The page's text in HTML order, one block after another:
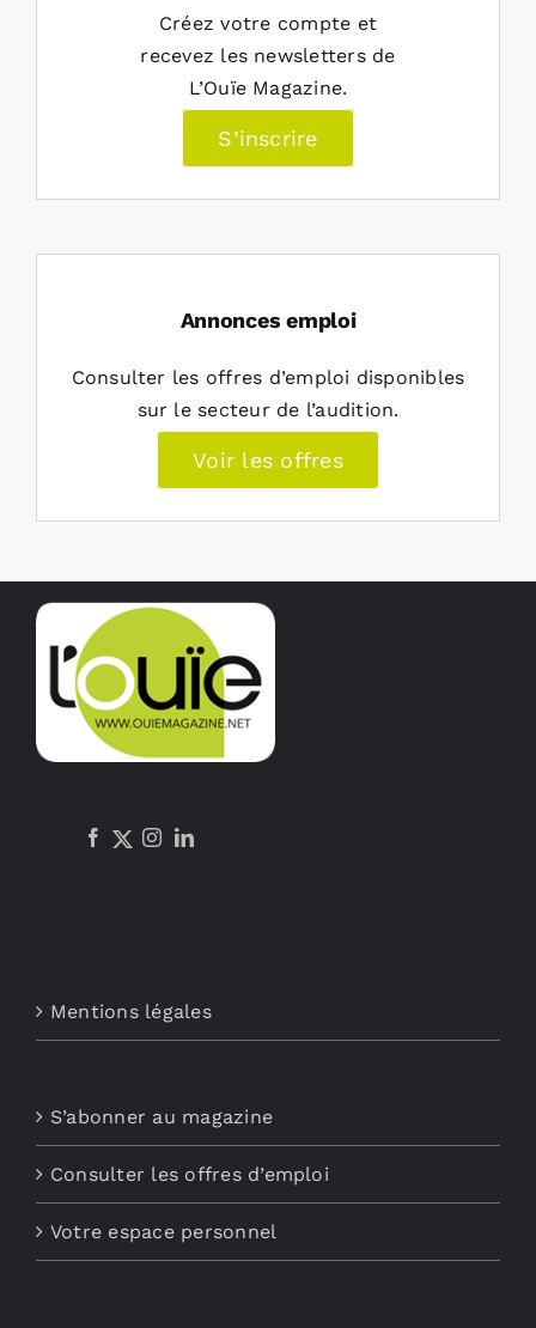
Créez votre compte et
recevez les newsletters de
L’Ouïe Magazine.
S’inscrire
Annonces emploi
Consulter les offres d’emploi disponibles
sur le secteur de l’audition.
Voir les offres
Mentions légales
S’abonner au magazine
Consulter les offres d’emploi
Votre espace personnel